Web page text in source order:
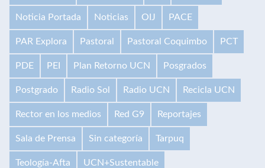
Noticia Portada Noticias OIJ PACE
PAR Explora Pastoral Pastoral Coquimbo PCT
PDE PEI Plan Retorno UCN Posgrados
Postgrado Radio Sol Radio UCN Recicla UCN
Rector en los medios Red G9 Reportajes
Sala de Prensa Sin categoría Tarpuq
Teología-Afta UCN+Sustentable